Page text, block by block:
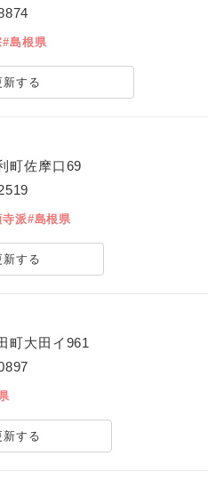
#島根県
する
町佐摩口69
派#島根県
する
町大田イ961
する